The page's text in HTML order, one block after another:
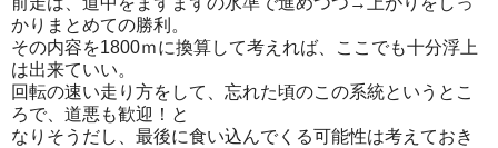
かりまとめての勝利。
その内容を1800ｍに換算して考えれば、ここでも十分浮上
は出来ていい。
回転の速い走り方をして、忘れた頃のこの系統というとこ
ろで、道悪も歓迎！と
なりそうだし、最後に食い込んでくる可能性は考えておき